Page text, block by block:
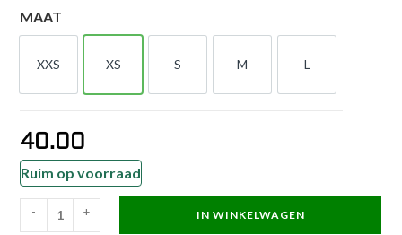
MAAT
XXS XS S M L
40.00
Ruim op voorraad
- + IN WINKELWAGEN